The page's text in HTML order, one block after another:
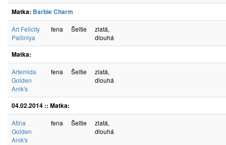
Matka: Barbie Charm
Art Felicity
Palliniya
fena Šeltie
zlatá,
dlouhá
Matka:
Artemida
Golden
Anik's
fena Šeltie
zlatá,
dlouhá
04.02.2014 :: Matka:
Afina
Golden
Anik's
fena Šeltie
zlatá,
dlouhá